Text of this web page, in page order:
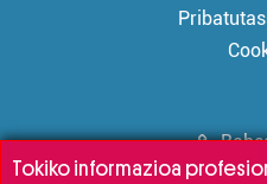
Tokiko informazioa